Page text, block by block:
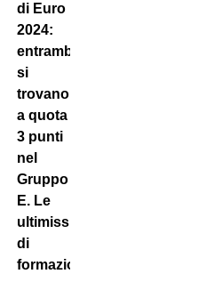
di Euro
2024:
entrambe
si
trovano
a quota
3 punti
nel
Gruppo
E. Le
ultimissime
di
formazione.